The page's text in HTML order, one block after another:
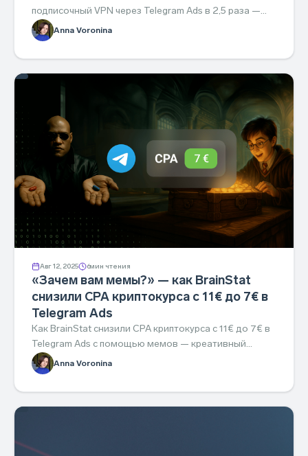
подписочный VPN через Telegram Ads в 2,5 раза —
разбор стратегии, которую можно повторить.
Anna Voronina
Авг 12, 2025 6мин чтения
«Зачем вам мемы?» — как BrainStat
снизили CPA криптокурса с 11€ до 7€ в
Telegram Ads
Как BrainStat снизили CPA криптокурса с 11€ до 7€ в
Telegram Ads с помощью мемов — креативный
подход, который легко повторить.
Anna Voronina